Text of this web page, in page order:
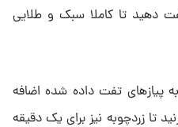
دهید تا کاملا سبک و طلایی
به پیازهای تفت داده شده اضافه
تا زردچوبه نیز برای یک دقیقه